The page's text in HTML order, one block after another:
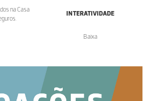
na Casa
INTERATIVIDADE
Baixa